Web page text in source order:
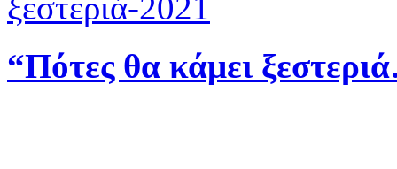
“Πότες θα κάμει